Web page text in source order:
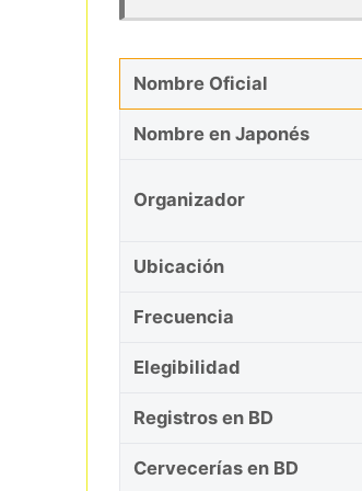
Nombre Oficial
Nombre en Japonés
Organizador
Ubicación
Frecuencia
Elegibilidad
Registros en BD
Cervecerías en BD